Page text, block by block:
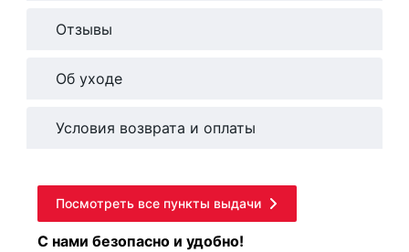
Отзывы
Об уходе
Условия возврата и оплаты
Посмотреть все пункты выдачи
С нами безопасно и удобно!